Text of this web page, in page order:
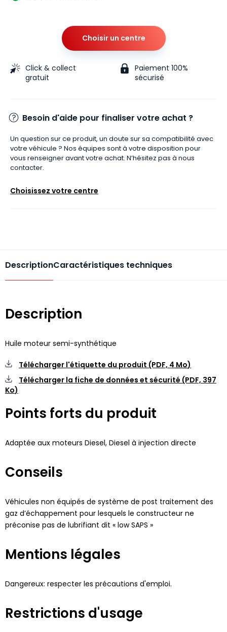
Choisir un centre
Click & collect
gratuit
Paiement 100%
sécurisé
Besoin d'aide pour finaliser votre achat ?
Un question sur ce produit, un doute sur sa compatibilité avec
votre véhicule ? Nos équipes sont à votre disposition pour
vous renseigner avant votre achat. N’hésitez pas à nous
contacter.
Choisissez votre centre
DescriptionCaractéristiques techniques
Description
Huile moteur semi-synthétique
Télécharger l'étiquette du produit (PDF, 4 Mo)
Télécharger la fiche de données et sécurité (PDF, 397
Ko)
Points forts du produit
Adaptée aux moteurs Diesel, Diesel à injection directe
Conseils
Véhicules non équipés de système de post traitement des
gaz d’échappement pour lesquels le constructeur ne
préconise pas de lubrifiant dit « low SAPS »
Mentions légales
Dangereux: respecter les précautions d'emploi.
Restrictions d'usage